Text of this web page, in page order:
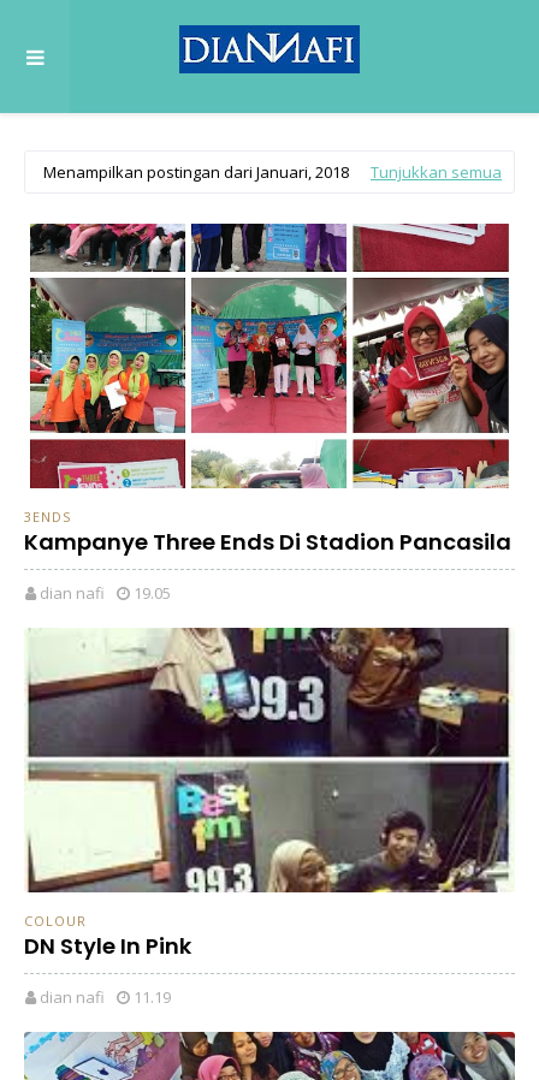
Menampilkan postingan dari Januari, 2018 Tunjukkan semua
3ENDS
Kampanye Three Ends Di Stadion Pancasila
dian nafi 19.05
COLOUR
DN Style In Pink
dian nafi 11.19